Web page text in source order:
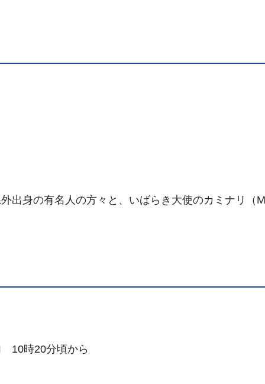
出身の有名人の方々と、いばらき大使のカミナリ（
10時20分頃から